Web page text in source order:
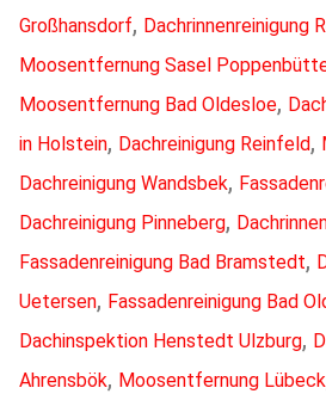
Großhansdorf, Dachrinnenreinigung
Moosentfernung Sasel
Moosentfernung Bad Oldesloe,
in Holstein, Dachreinigung Reinfeld,
Dachreinigung Wandsbek,
Dachreinigung Pinneberg,
Fassadenreinigung Bad Bramstedt,
Uetersen, Fassadenreinigung Bad
Dachinspektion Henstedt Ulzburg,
Ahrensbök, Moosentfernung Lübeck